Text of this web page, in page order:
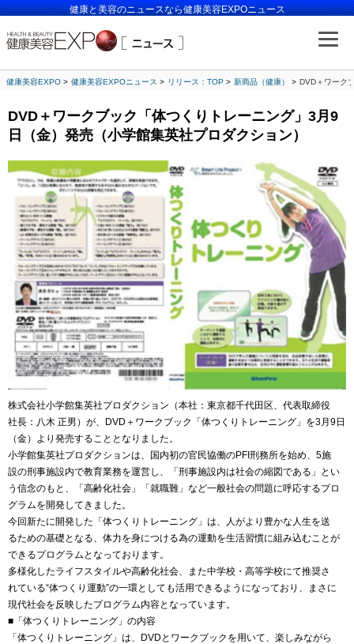
健康と美容のニュースなら健康美容EXPOニュース
健康美容EXPO 健康美容EXPOニュース リリース：TOP 新商品（健康） DVD＋ワーク
DVD＋ワークブック「体つくりトレーニング」3月9
日（金）発売（小学館集英社プロダクション）
株式会社小学館集英社プロダクション（本社：東京都千代田区、代表取締役
社長：八木 正男）が、DVD＋ワークブック「体つくりトレーニング」を3月9日
（金）より発売することとなりました。
小学館集英社プロダクションは、国内初の官民協働のPFI刑務所を始め、5施
設の刑事施設内で教育業務を運営し、「刑事施設内は社会の縮図である」とい
う信念のもと、「高齢化社会」「就職難」など一般社会の問題に呼応するプロ
グラムを開発してきました。
今回新たに開発した「体つくりトレーニング」は、人がより豊かな人生を送
るための基礎となる、体力を身につける為の運動を生活習慣に組み込むことが
できるプログラムとなっております。
多様化したライフスタイルや高齢化社会、また中学校・高等学校にて推奨さ
れている“体つくり運動”の一環としても活用できるようになっており、まさに
現代社会を反映したプログラム内容となっています。
■「体つくりトレーニング」の内容
「体つくりトレーニング」は、DVDとワークブックを用いて、楽しみながら